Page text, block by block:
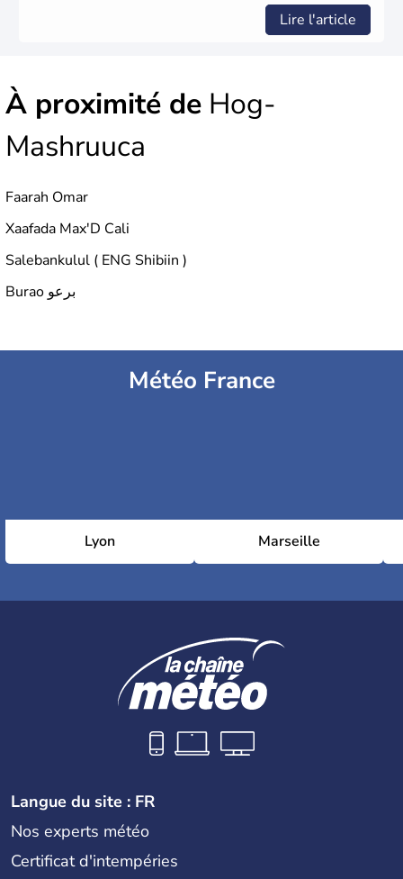
Lire l'article
À proximité de Hog-
Mashruuca
Faarah Omar
Xaafada Max'D Cali
Salebankulul ( ENG Shibiin )
Burao برعو
Météo France
Lyon Marseille
Langue du site : FR
Nos experts météo
Certificat d'intempéries